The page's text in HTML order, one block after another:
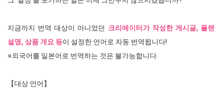
지금까지 번역 대상이 아니었던 크리에이터가 작성한 게시글, 플랜
설명, 상품 개요 등이 설정한 언어로 자동 번역됩니다!
※외국어를 일본어로 번역하는 것은 불가능합니다.
【대상 언어】